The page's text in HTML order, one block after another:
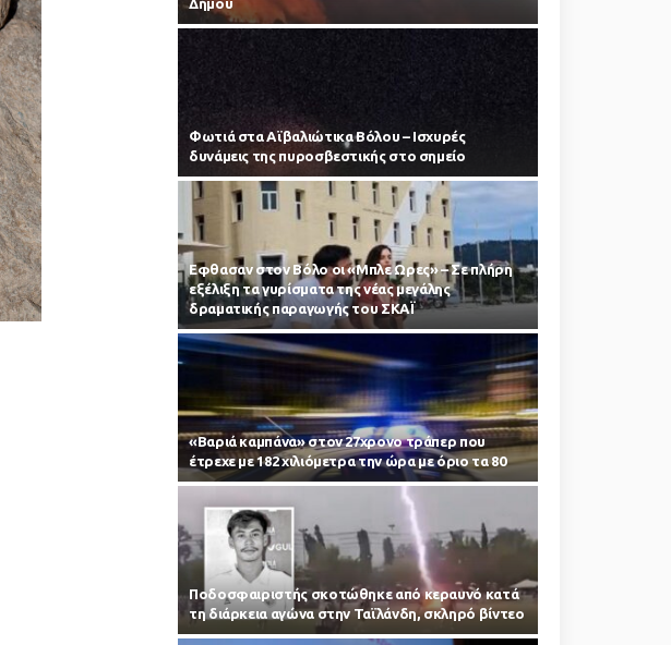
Φωτιά στα Αϊβαλιώτικα Βόλου – Ισχυρές
δυνάμεις της πυροσβεστικής στο σημείο
Εφθασαν στον Βόλο οι «Μπλε Ωρες» – Σε πλήρη
εξέλιξη τα γυρίσματα της νέας μεγάλης
δραματικής παραγωγής του ΣΚΑΪ
«Βαριά καμπάνα» στον 27χρονο τράπερ που
έτρεχε με 182 χιλιόμετρα την ώρα με όριο τα 80
Ποδοσφαιριστής σκοτώθηκε από κεραυνό κατά
τη διάρκεια αγώνα στην Ταϊλάνδη, σκληρό βίντεο